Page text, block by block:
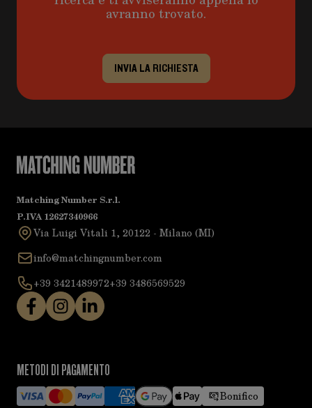
avranno trovato.
INVIA LA RICHIESTA
Matching Number S.r.l.
P.IVA 12627340966
Via Luigi Vitali 1, 20122 - Milano (MI)
info@matchingnumber.com
+39 3421489972+39 3486569529
METODI DI PAGAMENTO
Bonifico